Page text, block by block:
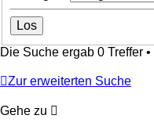
Die Suche ergab 0 Treffer
Zur erweiterten Suche
Gehe zu